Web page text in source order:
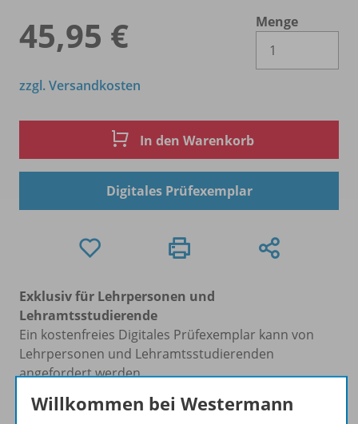
45,95 €
Menge
zzgl. Versandkosten
In den Warenkorb
Digitales Prüfexemplar
Exklusiv für Lehrpersonen und
Lehramtsstudierende
Ein kostenfreies Digitales Prüfexemplar kann von
Lehrpersonen und Lehramtsstudierenden
angefordert werden.
zumPreis von 38,21 €
Willkommen bei Westermann